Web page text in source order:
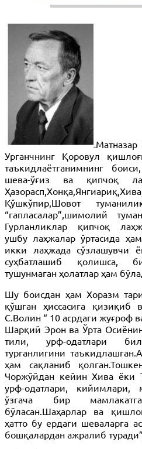
Урганчнинг Қоровул
таъкидлаётганимнинг
шева-ўғиз ва қипчоқ
Қўшкўпир,Шовот
“гапласалар”,шимолий
Гурланликлар қипчоқ
ушбу лаҳжалар ўртасида
икки лаҳжада сўзлашувчи
суҳбатлашиб қолишса,
тушунмаган ҳолатлар ҳам
Шу боисдан ҳам Хоразм
қўшган ҳиссасига қизиқиб
С.Волин “ 10 асрдаги жуғроф
Шарқий Эрон ва Ўрта
тили, урф-одатлари
турганлигини
ҳам сақланиб
Чоржўйдан кейин Хива ёки
урф-одатлари, кийимлари,
ўзгача бир
бўласан.Шаҳарлар ва
ҳатто бу ердаги шеваларга
бошқалардан ажралиб